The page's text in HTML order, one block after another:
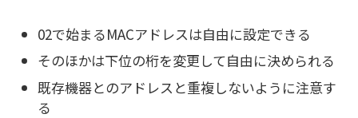
02で始まるMACアドレスは自由に設定できる
そのほかは下位の桁を変更して自由に決められる
既存機器とのアドレスと重複しないように注意す
る